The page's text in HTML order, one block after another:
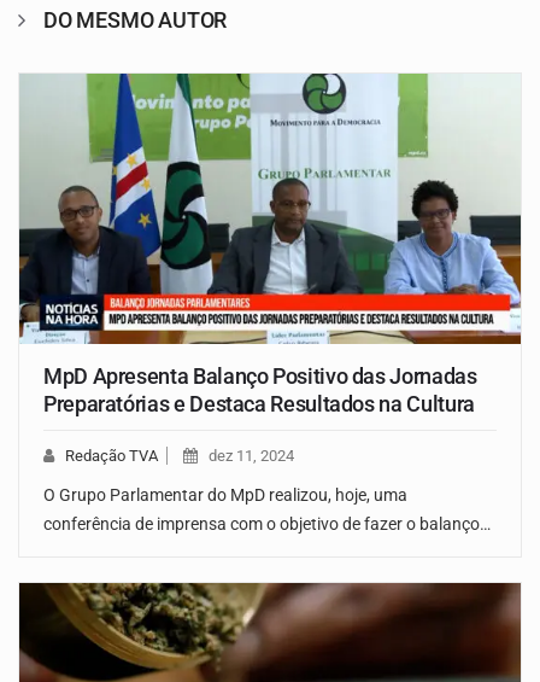
DO MESMO AUTOR
MpD Apresenta Balanço Positivo das Jornadas
Preparatórias e Destaca Resultados na Cultura
Redação TVA dez 11, 2024
O Grupo Parlamentar do MpD realizou, hoje, uma
conferência de imprensa com o objetivo de fazer o balanço…